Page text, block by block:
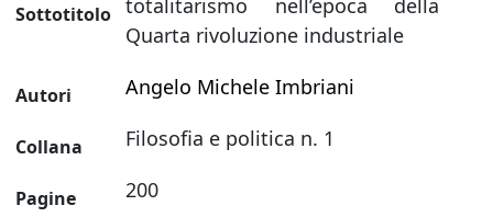
Sottotitolo totalitarismo nell’epoca della
Quarta rivoluzione industriale
Autori Angelo Michele Imbriani
Collana Filosofia e politica n. 1
Pagine 200